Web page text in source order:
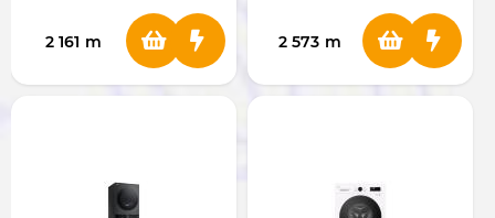
2 161 m 2 573 m